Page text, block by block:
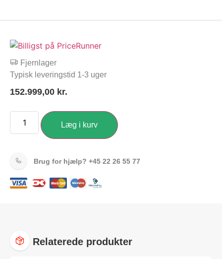
Fjernlager
Typisk leveringstid 1-3 uger
152.999,00 kr.
Læg i kurv
Brug for hjælp? +45 22 26 55 77
Relaterede produkter